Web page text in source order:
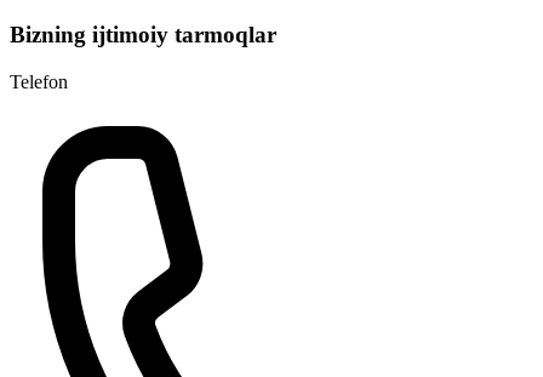
Bizning ijtimoiy tarmoqlar
Telefon